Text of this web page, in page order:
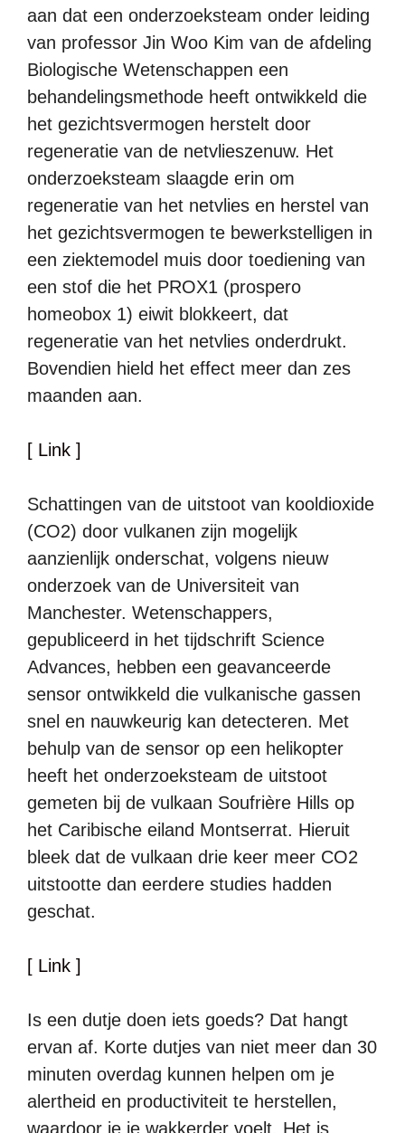
aan dat een onderzoeksteam onder leiding
van professor Jin Woo Kim van de afdeling
Biologische Wetenschappen een
behandelingsmethode heeft ontwikkeld die
het gezichtsvermogen herstelt door
regeneratie van de netvlieszenuw. Het
onderzoeksteam slaagde erin om
regeneratie van het netvlies en herstel van
het gezichtsvermogen te bewerkstelligen in
een ziektemodel muis door toediening van
een stof die het PROX1 (prospero
homeobox 1) eiwit blokkeert, dat
regeneratie van het netvlies onderdrukt.
Bovendien hield het effect meer dan zes
maanden aan.
[ Link ]
Schattingen van de uitstoot van kooldioxide
(CO2) door vulkanen zijn mogelijk
aanzienlijk onderschat, volgens nieuw
onderzoek van de Universiteit van
Manchester. Wetenschappers,
gepubliceerd in het tijdschrift Science
Advances, hebben een geavanceerde
sensor ontwikkeld die vulkanische gassen
snel en nauwkeurig kan detecteren. Met
behulp van de sensor op een helikopter
heeft het onderzoeksteam de uitstoot
gemeten bij de vulkaan Soufrière Hills op
het Caribische eiland Montserrat. Hieruit
bleek dat de vulkaan drie keer meer CO2
uitstootte dan eerdere studies hadden
geschat.
[ Link ]
Is een dutje doen iets goeds? Dat hangt
ervan af. Korte dutjes van niet meer dan 30
minuten overdag kunnen helpen om je
alertheid en productiviteit te herstellen,
waardoor je je wakkerder voelt. Het is